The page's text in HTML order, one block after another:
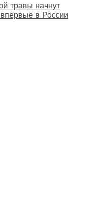
травы начнут
в России